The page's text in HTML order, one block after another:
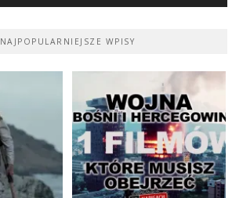
NAJPOPULARNIEJSZE WPISY